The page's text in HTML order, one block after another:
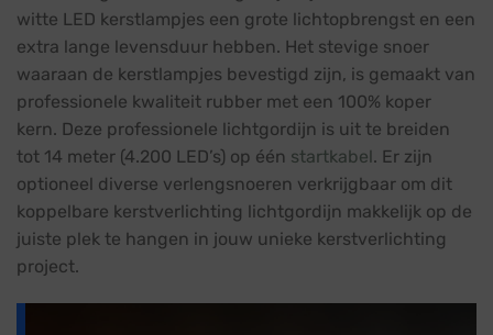
witte LED kerstlampjes een grote lichtopbrengst en een
extra lange levensduur hebben. Het stevige snoer
waaraan de kerstlampjes bevestigd zijn, is gemaakt van
professionele kwaliteit rubber met een 100% koper
kern. Deze professionele lichtgordijn is uit te breiden
tot 14 meter (4.200 LED’s) op één startkabel. Er zijn
optioneel diverse verlengsnoeren verkrijgbaar om dit
koppelbare kerstverlichting lichtgordijn makkelijk op de
juiste plek te hangen in jouw unieke kerstverlichting
project.